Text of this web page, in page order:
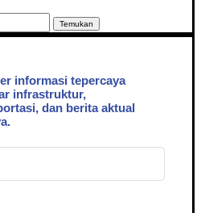
Temukan
informasi tepercaya
infrastruktur,
dan berita aktual